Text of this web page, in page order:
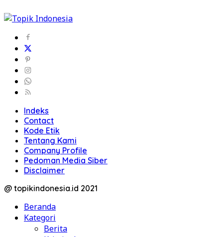
Indeks
Contact
Kode Etik
Tentang Kami
Company Profile
Pedoman Media Siber
Disclaimer
@ topikindonesia.id 2021
Beranda
Kategori
Berita